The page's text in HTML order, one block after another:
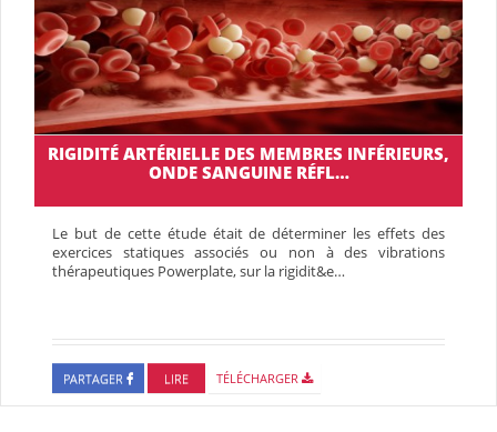
RIGIDITÉ ARTÉRIELLE DES MEMBRES INFÉRIEURS,
ONDE SANGUINE RÉFL…
Le but de cette étude était de déterminer les effets des
exercices statiques associés ou non à des vibrations
thérapeutiques Powerplate, sur la rigidit&e…
PARTAGER LIRE TÉLÉCHARGER